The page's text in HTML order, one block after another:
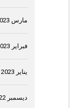
مارس 2023
فبراير 2023
يناير 2023
ديسمبر 2022